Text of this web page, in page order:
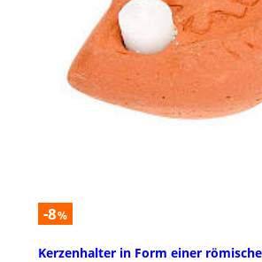
-8%
Kerzenhalter in Form einer